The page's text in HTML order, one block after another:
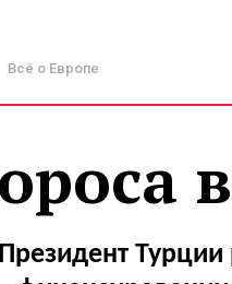
Всё о Европе
Президент